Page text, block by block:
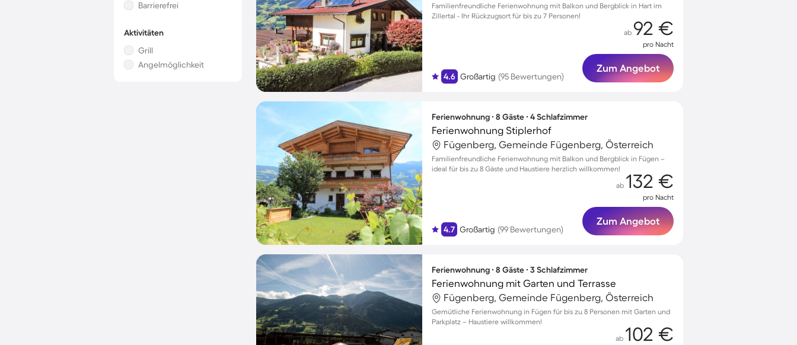
Barrierefrei
Aktivitäten
Grill
Angelmöglichkeit
Familienfreundliche Ferienwohnung mit Balkon und Bergblick in Hart im
Zillertal - Ihr Rückzugsort für bis zu 7 Personen!
4.6 Großartig (95 Bewertungen)
ab 92 €
pro Nacht
Zum Angebot
Ferienwohnung ∙ 8 Gäste ∙ 4 Schlafzimmer
Ferienwohnung Stiplerhof
Fügenberg, Gemeinde Fügenberg, Österreich
Familienfreundliche Ferienwohnung mit Balkon und Bergblick in Fügen –
ideal für bis zu 8 Gäste und Haustiere herzlich willkommen!
4.7 Großartig (99 Bewertungen)
ab 132 €
pro Nacht
Zum Angebot
Ferienwohnung ∙ 8 Gäste ∙ 3 Schlafzimmer
Ferienwohnung mit Garten und Terrasse
Fügenberg, Gemeinde Fügenberg, Österreich
Gemütliche Ferienwohnung in Fügen für bis zu 8 Personen mit Garten und
Parkplatz – Haustiere willkommen!
ab 102 €